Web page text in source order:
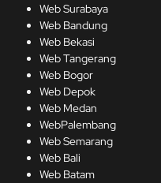
Web Surabaya
Web Bandung
Web Bekasi
Web Tangerang
Web Bogor
Web Depok
Web Medan
WebPalembang
Web Semarang
Web Bali
Web Batam